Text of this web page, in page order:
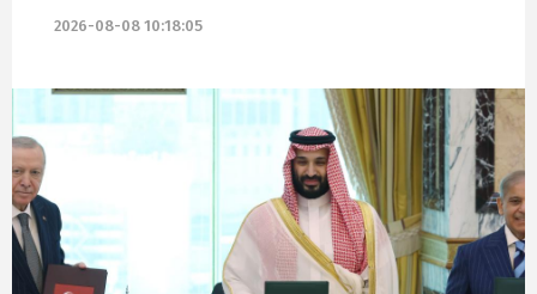
2026-08-08 10:18:05